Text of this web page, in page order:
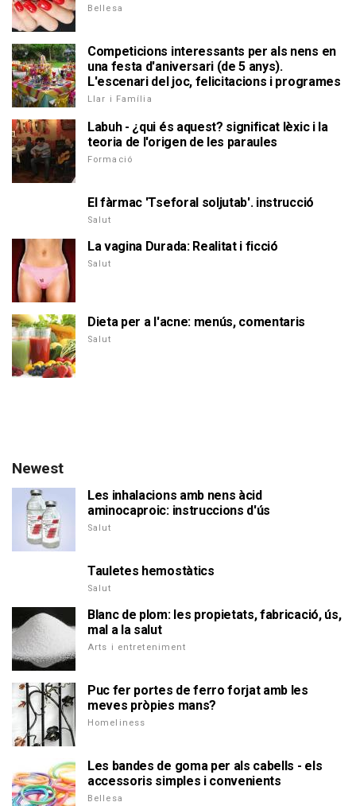
Bellesa
Competicions interessants per als nens en
una festa d'aniversari (de 5 anys).
L'escenari del joc, felicitacions i programes
Llar i Família
Labuh - ¿qui és aquest? significat lèxic i la
teoria de l'origen de les paraules
Formació
El fàrmac 'Tseforal soljutab'. instrucció
Salut
La vagina Durada: Realitat i ficció
Salut
Dieta per a l'acne: menús, comentaris
Salut
Newest
Les inhalacions amb nens àcid
aminocaproic: instruccions d'ús
Salut
Tauletes hemostàtics
Salut
Blanc de plom: les propietats, fabricació, ús,
mal a la salut
Arts i entreteniment
Puc fer portes de ferro forjat amb les
meves pròpies mans?
Homeliness
Les bandes de goma per als cabells - els
accessoris simples i convenients
Bellesa